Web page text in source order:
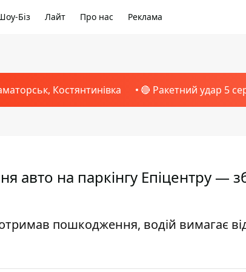
Біз Лайт Про нас Реклама
Костянтинівка 🔴 Ракетний удар 5
авто на паркінгу Епіцентру —
отримав пошкодження, водій вимагає